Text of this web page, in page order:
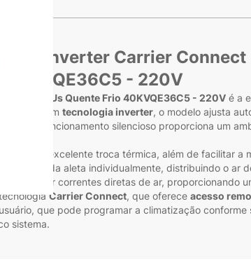
Vias Inverter Carrier
40KVQE36C5 - 220V
BTUs Quente Frio 40KVQE36C5 - 220V é a
com tecnologia inverter, o modelo ajusta
Seu funcionamento silencioso proporciona um
e excelente troca térmica, além de facilitar a
de cada aleta individualmente, distribuindo o ar
por correntes diretas de ar, proporcionando
Carrier Connect, que oferece acesso
que pode programar a climatização
sistema.